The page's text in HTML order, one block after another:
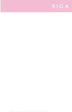
SIGA